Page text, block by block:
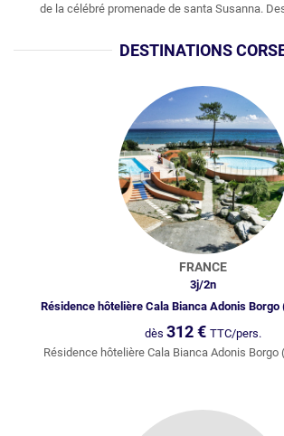
de la célébré promenade de santa Susanna.
DESTINATIONS
FRANCE
3j/2n
Résidence hôtelière Cala Bianca Adonis
dès 312€ TTC/pers.
Résidence hôtelière Cala Bianca Adonis